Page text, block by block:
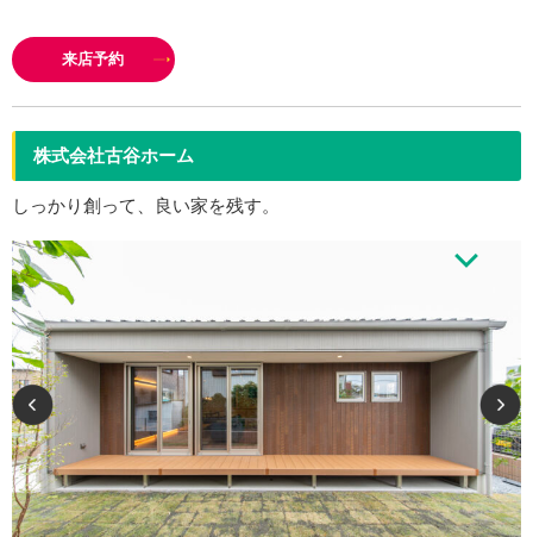
計から施工までをトータルで行いますので、 お客様の声をダイレクトに現場
へ反映させることが可能です。 杉山…
来店予約
株式会社古谷ホーム
しっかり創って、良い家を残す。